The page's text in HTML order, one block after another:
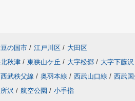
の国市 / 江戸川区 / 大田区
秋津 / 東狭山ケ丘 / 大字松郷 / 大字下藤沢
西武秩父線 / 奥羽本線 / 西武山口線 / 西武
沢 / 航空公園 / 小手指